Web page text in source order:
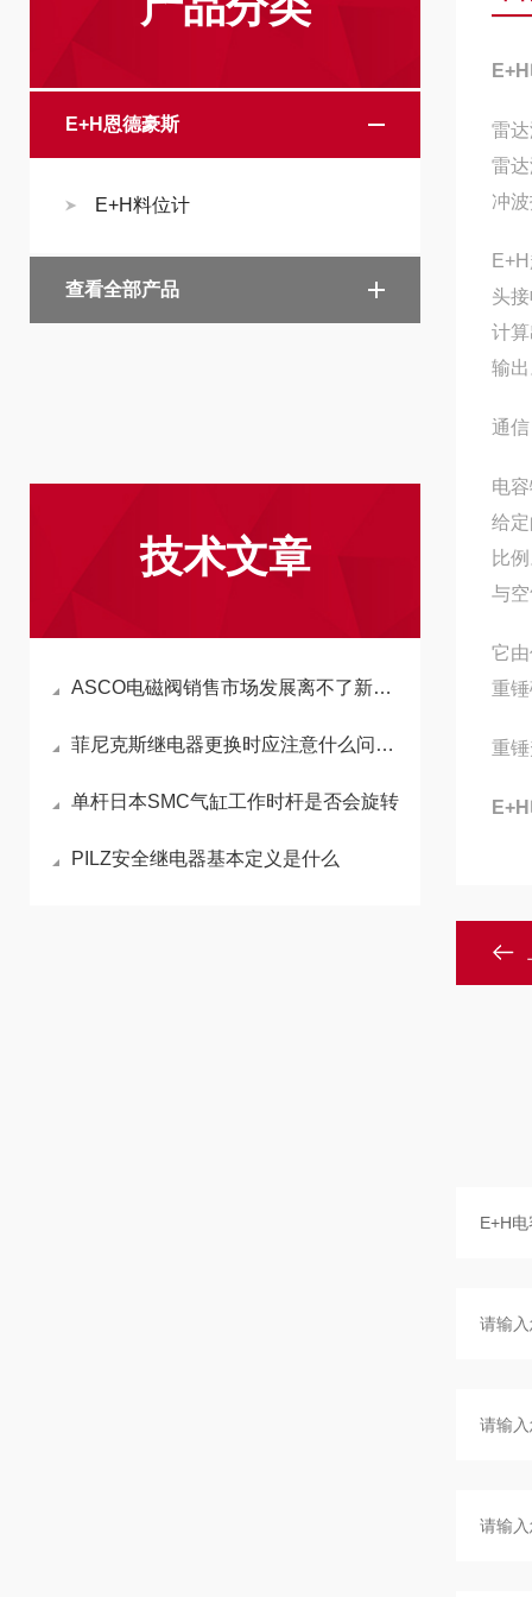
E+H恩德豪斯
E+H料位计
查看全部产品
技术文章
ASCO电磁阀销售市场发展离不了新技术新技术新工艺
菲尼克斯继电器更换时应注意什么问题?
单杆日本SMC气缸工作时杆是否会旋转
PILZ安全继电器基本定义是什么
雷
雷
冲
头
计
输
通
电
给
比
与
它
重
重